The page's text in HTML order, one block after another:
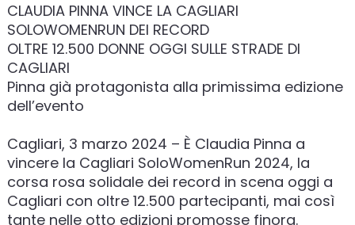
CLAUDIA PINNA VINCE LA CAGLIARI
SOLOWOMENRUN DEI RECORD
OLTRE 12.500 DONNE OGGI SULLE STRADE DI
CAGLIARI
Pinna già protagonista alla primissima edizione
dell’evento
Cagliari, 3 marzo 2024 – È Claudia Pinna a
vincere la Cagliari SoloWomenRun 2024, la
corsa rosa solidale dei record in scena oggi a
Cagliari con oltre 12.500 partecipanti, mai così
tante nelle otto edizioni promosse finora.